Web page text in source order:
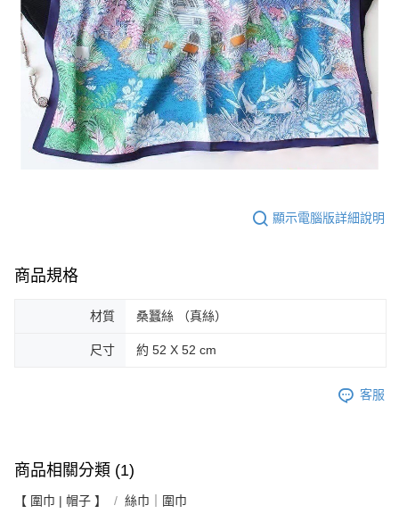
顯示電腦版詳細說明
商品規格
材質 桑蠶絲 （真絲）
尺寸 約 52 X 52 cm
客服
商品相關分類 (1)
【 圍巾 | 帽子 】 絲巾｜圍巾